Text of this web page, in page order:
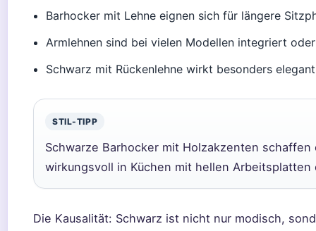
Barhocker mit Lehne eignen sich für längere
Armlehnen sind bei vielen Modellen integriert
Schwarz mit Rückenlehne wirkt besonders
STIL-TIPP
Schwarze Barhocker mit Holzakzenten
wirkungsvoll in Küchen mit hellen Arbeitsplatten
Die Kausalität: Schwarz ist nicht nur modisch,